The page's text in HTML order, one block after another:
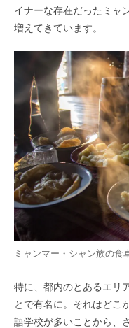
イナーな存在だったミャ
増えてきています。
ミャンマー・シャン族の食
特に、都内のとあるエリ
とで有名に。それはどこ
語学校が多いことから、